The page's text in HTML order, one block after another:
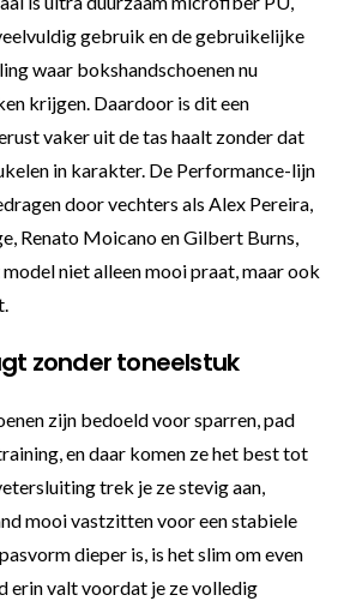
gebruik en de gebruikelijke
waar bokshandschoenen nu
krijgen. Daardoor is dit een
vaker uit de tas haalt zonder dat
in karakter. De Performance-lijn
door vechters als Alex Pereira,
Renato Moicano en Gilbert Burns,
niet alleen mooi praat, maar ook
zonder toneelstuk
zijn bedoeld voor sparren, pad
en daar komen ze het best tot
trek je ze stevig aan,
mooi vastzitten voor een stabiele
dieper is, is het slim om even
erin valt voordat je ze volledig